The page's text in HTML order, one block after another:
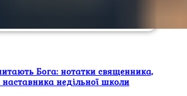
Бога: нотатки священника,
наставника недільної школи